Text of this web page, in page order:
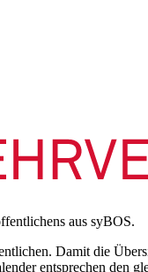
aus syBOS.
Damit die
entsprechen den